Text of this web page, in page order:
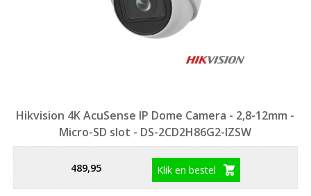
Hikvision 4K AcuSense IP Dome Camera - 2,8-12mm -
Micro-SD slot - DS-2CD2H86G2-IZSW
489,95 Klik en bestel